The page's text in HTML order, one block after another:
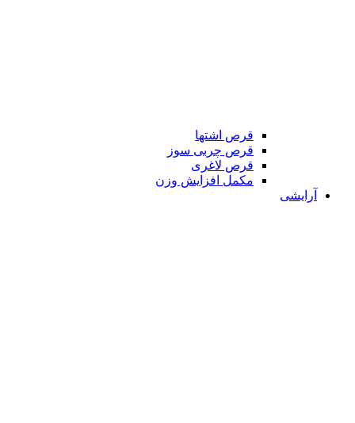
قرص اشتها
قرص چربی سوز
قرص لاغری
مکمل افزایش وزن
آرایشی